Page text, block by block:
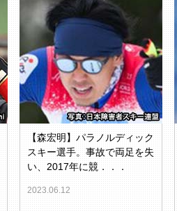
【森宏明】パラノルディック
スキー選手。事故で両足を失
い、2017年に競．．．
2023.06.12